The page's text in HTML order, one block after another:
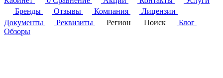
Бренды
Отзывы Компания
Лицензии
Документы
Реквизиты Регион Поиск
Блог
Обзоры